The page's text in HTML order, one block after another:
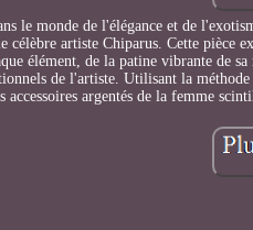
le monde de l'élégance et de
célèbre artiste Chiparus. Cette pièce
élément, de la patine vibrante de
de l'artiste. Utilisant la
accessoires argentés de la femme